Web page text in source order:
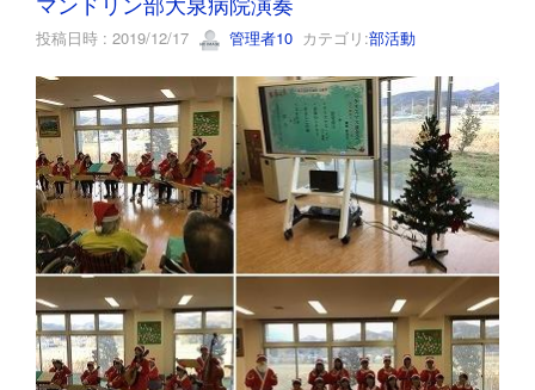
投稿日時 : 2019/12/17 管理者10 カテゴリ:部活動